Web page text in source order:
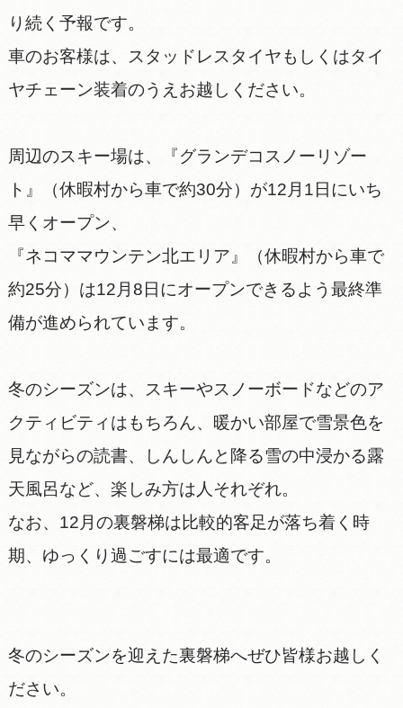
り続く予報です。
車のお客様は、スタッドレスタイヤもしくはタイ
ヤチェーン装着のうえお越しください。
周辺のスキー場は、『グランデコスノーリゾー
ト』（休暇村から車で約30分）が12月1日にいち
早くオープン、
『ネコママウンテン北エリア』（休暇村から車で
約25分）は12月8日にオープンできるよう最終準
備が進められています。
冬のシーズンは、スキーやスノーボードなどのア
クティビティはもちろん、暖かい部屋で雪景色を
見ながらの読書、しんしんと降る雪の中浸かる露
天風呂など、楽しみ方は人それぞれ。
なお、12月の裏磐梯は比較的客足が落ち着く時
期、ゆっくり過ごすには最適です。
冬のシーズンを迎えた裏磐梯へぜひ皆様お越しく
ださい。